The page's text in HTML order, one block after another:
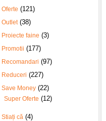
Oferte (121)
Outlet(38)
Proiecte faine (3)
Promotii (177)
Recomandari (97)
Reduceri (227)
Save Money (22)
Super Oferte (12)
Stiați că (4)